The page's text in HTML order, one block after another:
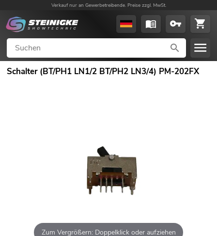
Verkauf nur an Gewerbetreibende. Preise zzgl. MwSt.
Schalter (BT/PH1 LN1/2 BT/PH2 LN3/4) PM-202FX
Zum Vergrößern: Doppelklick oder aufziehen